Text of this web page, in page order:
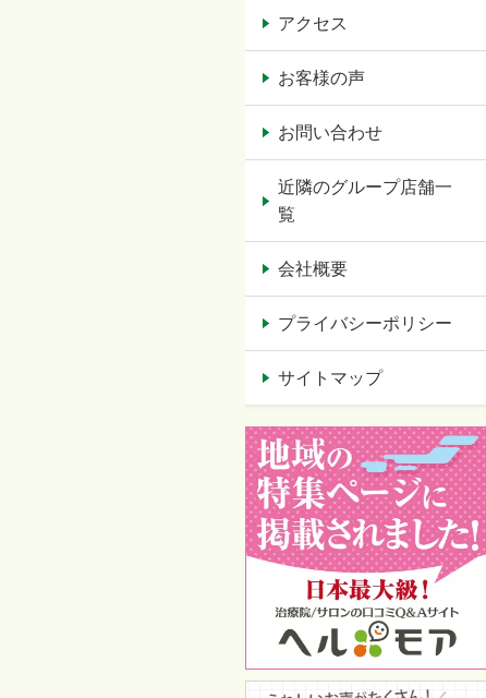
アクセス
お客様の声
お問い合わせ
近隣のグループ店舗一
覧
会社概要
プライバシーポリシー
サイトマップ